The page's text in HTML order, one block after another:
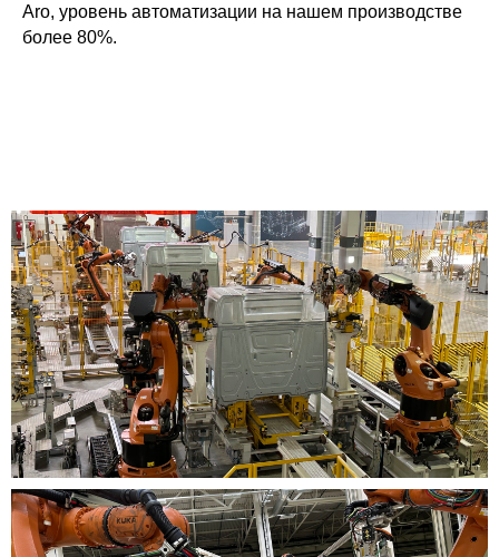
Aro, уровень автоматизации на нашем производстве
более 80%.